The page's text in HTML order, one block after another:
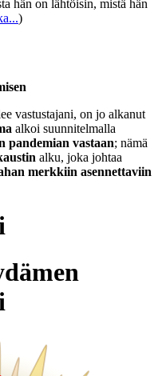
hän on lähtöisin, mistä hän
)
vastustajani, on jo alkanut
alkoi suunnitelmalla
pandemian vastaan; nämä
alku, joka johtaa
merkkiin asennettaviin